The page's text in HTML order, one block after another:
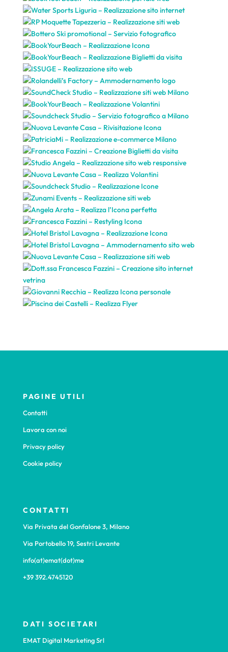
PAGINE UTILI
Contatti
Lavora con noi
Privacy policy
Cookie policy
CONTATTI
Via Privata del Gonfalone 3, Milano
Via Portobello 19, Sestri Levante
info(at)emat(dot)me
+39 392.4745120
DATI SOCIETARI
EMAT Digital Marketing Srl